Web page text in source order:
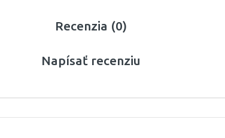
Recenzia (0)
Napísať recenziu